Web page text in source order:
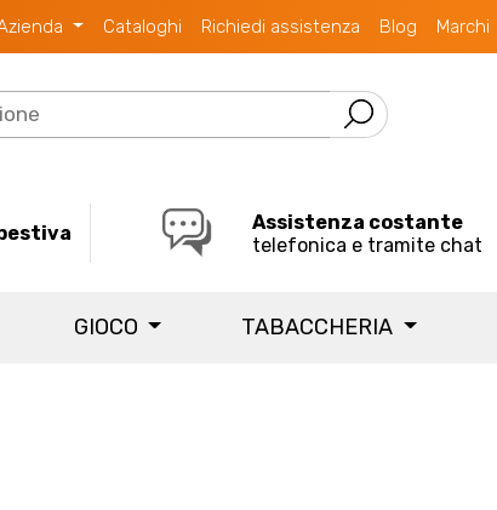
Cataloghi Richiedi assistenza Blog Marchi
Assistenza costante
telefonica e tramite chat
GIOCO TABACCHERIA